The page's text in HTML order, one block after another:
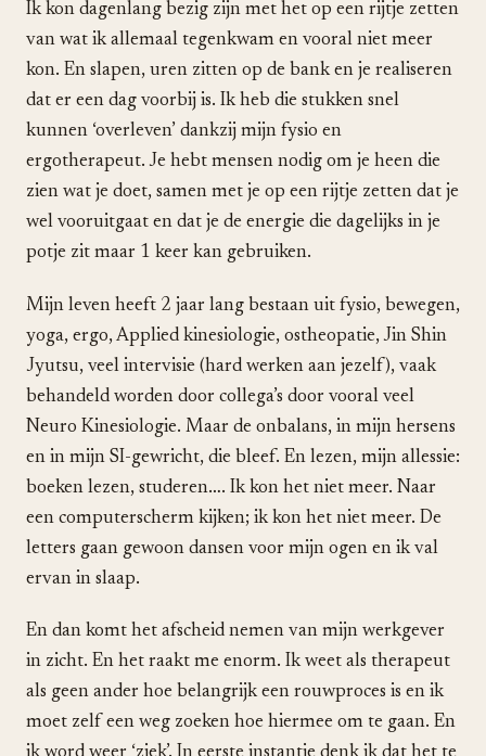
Ik kon dagenlang bezig zijn met het op een rijtje zetten
van wat ik allemaal tegenkwam en vooral niet meer
kon. En slapen, uren zitten op de bank en je realiseren
dat er een dag voorbij is. Ik heb die stukken snel
kunnen ‘overleven’ dankzij mijn fysio en
ergotherapeut. Je hebt mensen nodig om je heen die
zien wat je doet, samen met je op een rijtje zetten dat je
wel vooruitgaat en dat je de energie die dagelijks in je
potje zit maar 1 keer kan gebruiken.
Mijn leven heeft 2 jaar lang bestaan uit fysio, bewegen,
yoga, ergo, Applied kinesiologie, ostheopatie, Jin Shin
Jyutsu, veel intervisie (hard werken aan jezelf), vaak
behandeld worden door collega’s door vooral veel
Neuro Kinesiologie. Maar de onbalans, in mijn hersens
en in mijn SI-gewricht, die bleef. En lezen, mijn allessie:
boeken lezen, studeren…. Ik kon het niet meer. Naar
een computerscherm kijken; ik kon het niet meer. De
letters gaan gewoon dansen voor mijn ogen en ik val
ervan in slaap.
En dan komt het afscheid nemen van mijn werkgever
in zicht. En het raakt me enorm. Ik weet als therapeut
als geen ander hoe belangrijk een rouwproces is en ik
moet zelf een weg zoeken hoe hiermee om te gaan. En